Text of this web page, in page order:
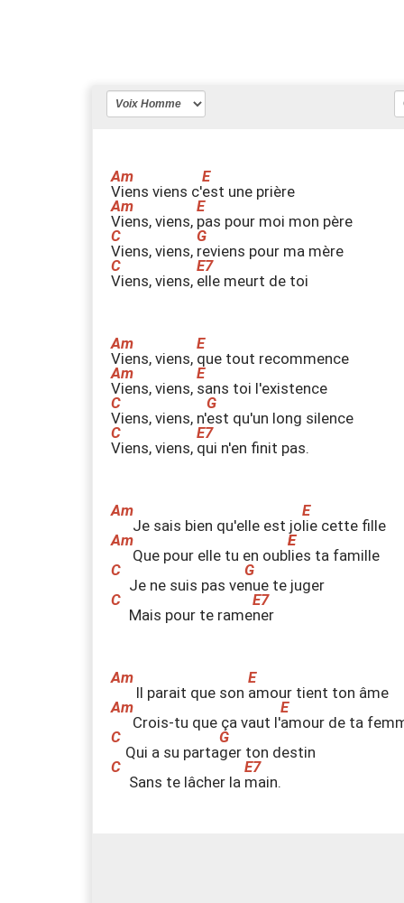
Viens viens c'est une prière
Viens, viens, pas pour moi mon père
Viens, viens, reviens pour ma mère
Viens, viens, elle meurt de toi
Viens, viens, que tout recommence
Viens, viens, sans toi l'existence
Viens, viens, n'est qu'un long silence
Viens, viens, qui n'en finit pas.
Je sais bien qu'elle est jolie cette fille
Que pour elle tu en oublies ta famille
Je ne suis pas venue te juger
Mais pour te ramener
Il parait que son amour tient ton âme
Crois-tu que ça vaut l'amour de ta
Qui a su partager ton destin
Sans te lâcher la main.